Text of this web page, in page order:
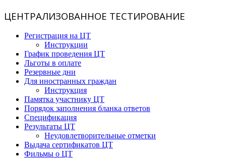
ЦЕНТРАЛИЗОВАННОЕ ТЕСТИРОВАНИЕ
Регистрация на ЦТ
Инструкции
График проведения ЦТ
Льготы в оплате
Резервные дни
Для иностранных граждан
Инструкция
Памятка участнику ЦТ
Порядок заполнения бланка ответов
Спецификация
Результаты ЦТ
Неудовлетворительные отметки
Выдача сертификатов ЦТ
Фильмы о ЦТ